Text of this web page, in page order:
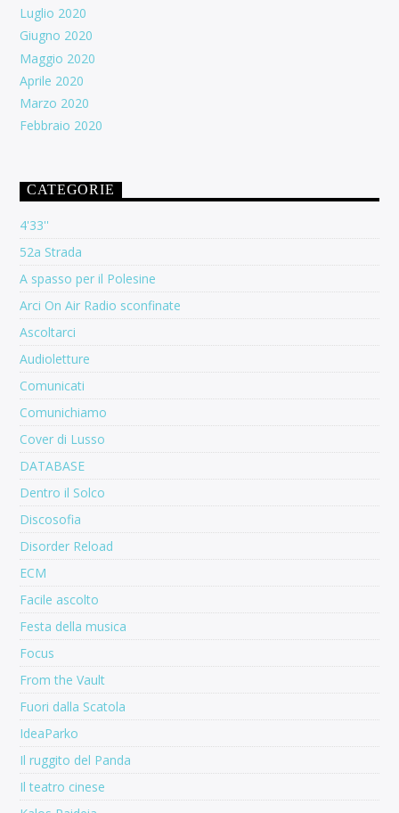
Luglio 2020
Giugno 2020
Maggio 2020
Aprile 2020
Marzo 2020
Febbraio 2020
CATEGORIE
4'33''
52a Strada
A spasso per il Polesine
Arci On Air Radio sconfinate
Ascoltarci
Audioletture
Comunicati
Comunichiamo
Cover di Lusso
DATABASE
Dentro il Solco
Discosofia
Disorder Reload
ECM
Facile ascolto
Festa della musica
Focus
From the Vault
Fuori dalla Scatola
IdeaParko
Il ruggito del Panda
Il teatro cinese